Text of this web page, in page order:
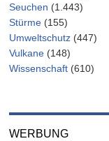
Seuchen (1.443)
Stürme (155)
Umweltschutz (447)
Vulkane (148)
Wissenschaft (610)
WERBUNG